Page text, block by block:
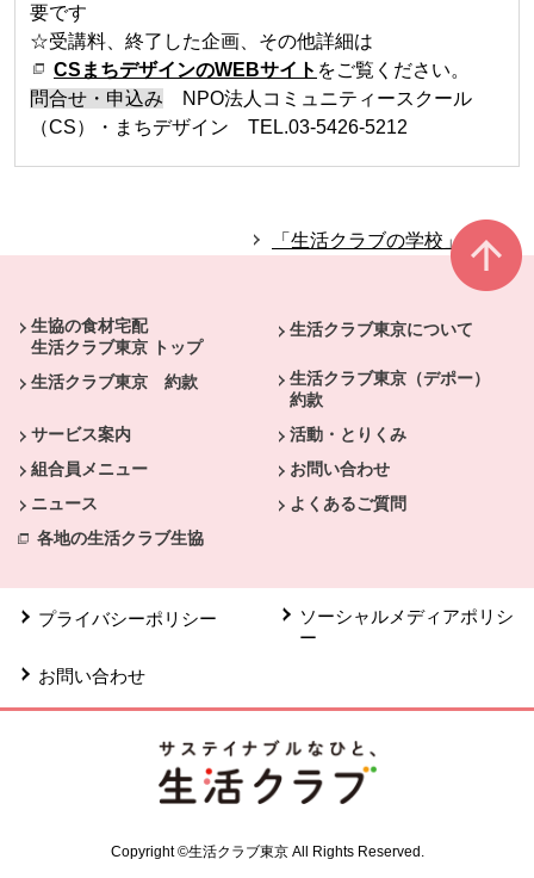
要です
☆受講料、終了した企画、その他詳細は
CSまちデザインのWEBサイト をご覧ください。
問合せ・申込み NPO法人コミュニティースクール
（CS）・まちデザイン TEL.03-5426-5212
「生活クラブの学校」へ戻る
生協の食材宅配
生活クラブ東京 トップ
生活クラブ東京について
生活クラブ東京 約款
生活クラブ東京（デポー）
約款
サービス案内
活動・とりくみ
組合員メニュー
お問い合わせ
ニュース
よくあるご質問
各地の生活クラブ生協
プライバシーポリシー
ソーシャルメディアポリシ
ー
お問い合わせ
Copyright ©生活クラブ東京 All Rights Reserved.